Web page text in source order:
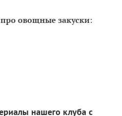
про овощные закуски:
нашего клуба с